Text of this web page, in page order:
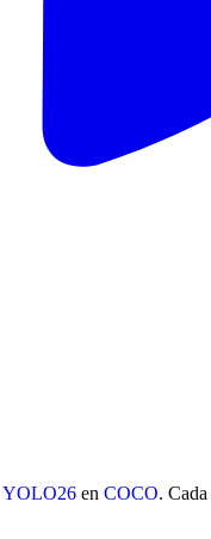
YOLO26 en COCO. Cada